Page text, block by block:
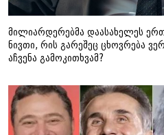
მილიარდერებმა დაასახელეს
ნივთი, რის გარეშეც ცხოვრება
აჩვენა გამოკითხვამ?